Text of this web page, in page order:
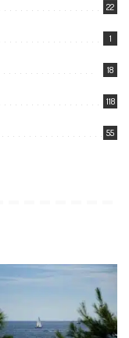
22
1
18
118
55